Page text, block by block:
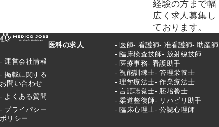
経験の方まで幅
広く求人募集し
ております。
運営会社情報
掲載に関する
お問い合わせ
よくある質問
プライパシー
ポリシー
医科の求人 医師 看護師 准看護師
助産師
臨床検査技師
放射線技師
医療事務
看護助手
視能訓練士
管理栄養士
理学療法士
作業療法士
言語聴覚士
胚培養士
柔道整復師
リハビリ助手
臨床心理士
公認心理師